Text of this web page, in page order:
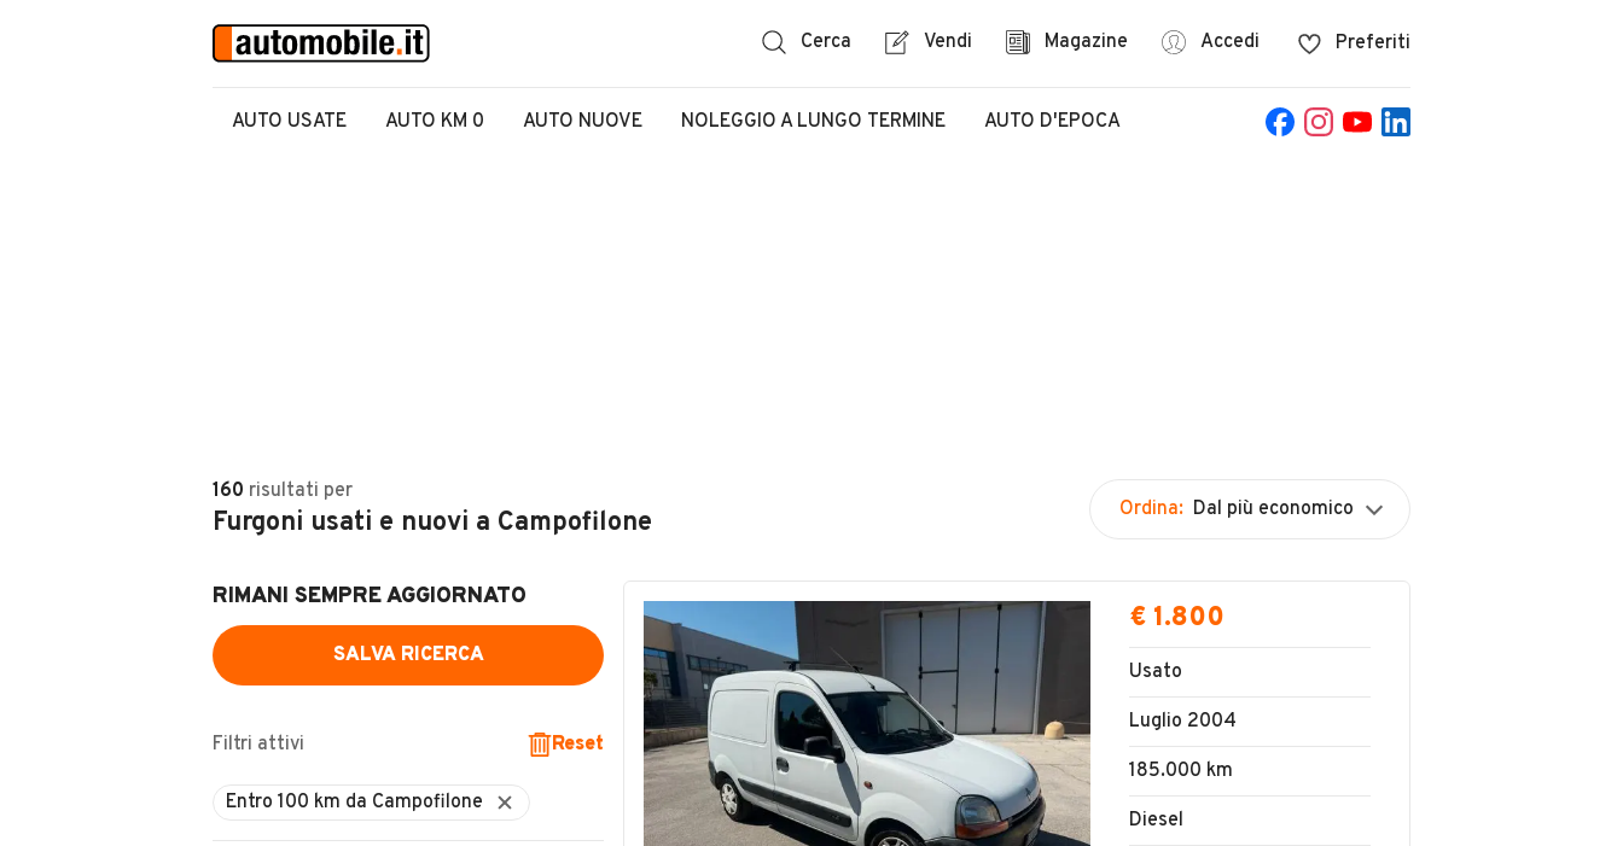
Cerca Vendi Magazine Accedi Preferiti
AUTO USATE AUTO KM 0 AUTO NUOVE NOLEGGIO A LUNGO TERMINE AUTO D'EPOCA
160 risultati per
Furgoni usati e nuovi a Campofilone Ordina: Dal più economico
RIMANI SEMPRE AGGIORNATO
SALVA RICERCA
Filtri attivi Reset
Entro 100 km da Campofilone
€ 1.800
Usato
Luglio 2004
185.000 km
Diesel